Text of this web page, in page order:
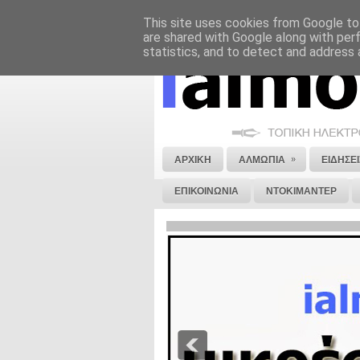
ΝΟΜΙΚΗ ΣΗΜΕΙΩΣΗ ΔΙΑΦΗΜΙΣΗ
ΑΡΧΙΚΗ ΑΛΜΩΠΙΑ »
ΕΠΙΚΟΙΝΩΝΙΑ ΝΤΟΚΙΜΑΝΤΕΡ
This site uses cookies from Google
are shared with Google along with
statistics, and to detect and address